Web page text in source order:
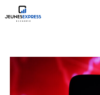
au